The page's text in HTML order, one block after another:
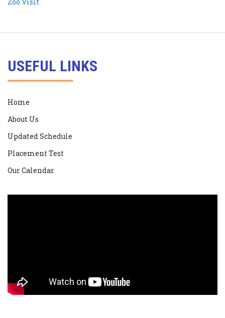
USEFUL LINKS
Home
About Us
Updated Schedule
Placement Test
Our Calendar